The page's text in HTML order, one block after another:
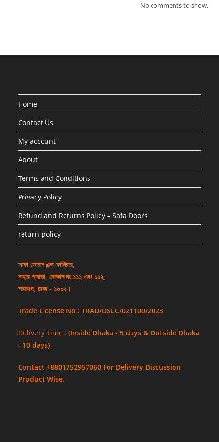
No comments to show.
Home
Contact Us
My account
About
Terms and Conditions
Privacy Policy
Refund and Returns Policy – Safa Doors
return-policy
সাফা ডোরস এন্ড ফার্নিচার,
নাহার প্লাজা, দোকান নং ১১১ এবং ১১২,
শাহবাগ, ঢাকা - ১০০০।
Trade License No : TRAD/DSCC/021100/2023
Delivery Time :(Inside Dhaka - 5 days & Outside Dhaka
- 10 days)
Contact +8801752957060 For Delivery Discussion
Product Wise.